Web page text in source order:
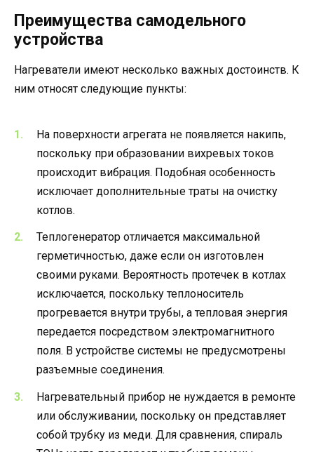
Преимущества самодельного
устройства
Нагреватели имеют несколько важных достоинств. К
ним относят следующие пункты:
На поверхности агрегата не появляется накипь,
поскольку при образовании вихревых токов
происходит вибрация. Подобная особенность
исключает дополнительные траты на очистку
котлов.
Теплогенератор отличается максимальной
герметичностью, даже если он изготовлен
своими руками. Вероятность протечек в котлах
исключается, поскольку теплоноситель
прогревается внутри трубы, а тепловая энергия
передается посредством электромагнитного
поля. В устройстве системы не предусмотрены
разъемные соединения.
Нагревательный прибор не нуждается в ремонте
или обслуживании, поскольку он представляет
собой трубку из меди. Для сравнения, спираль